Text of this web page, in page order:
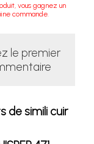
vous gagnez un
commande.
le premier
de simili cuir